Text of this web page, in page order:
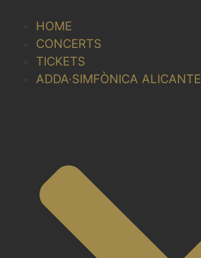
content
HOME
CONCERTS
TICKETS
ADDA·SIMFÒNICA ALICANTE